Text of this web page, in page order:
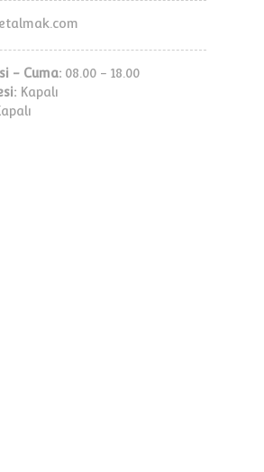
- Cuma: 08.00 - 18.00
Kapalı